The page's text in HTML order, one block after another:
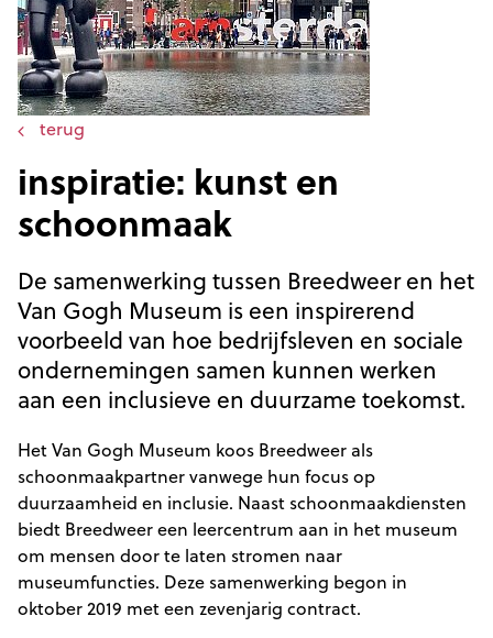
terug
inspiratie: kunst en
schoonmaak
De samenwerking tussen Breedweer en het
Van Gogh Museum is een inspirerend
voorbeeld van hoe bedrijfsleven en sociale
ondernemingen samen kunnen werken
aan een inclusieve en duurzame toekomst.
Het Van Gogh Museum koos Breedweer als
schoonmaakpartner vanwege hun focus op
duurzaamheid en inclusie. Naast schoonmaakdiensten
biedt Breedweer een leercentrum aan in het museum
om mensen door te laten stromen naar
museumfuncties. Deze samenwerking begon in
oktober 2019 met een zevenjarig contract.